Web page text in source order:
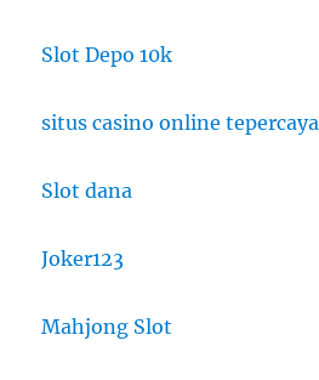
Slot Depo 10k
situs casino online tepercaya
Slot dana
Joker123
Mahjong Slot